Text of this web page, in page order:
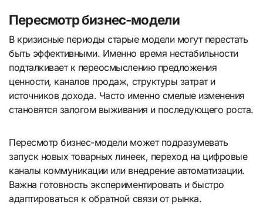
Пересмотр бизнес-модели
В кризисные периоды старые модели могут перестать
быть эффективными. Именно время нестабильности
подталкивает к переосмыслению предложения
ценности, каналов продаж, структуры затрат и
источников дохода. Часто именно смелые изменения
становятся залогом выживания и последующего роста.
Пересмотр бизнес-модели может подразумевать
запуск новых товарных линеек, переход на цифровые
каналы коммуникации или внедрение автоматизации.
Важна готовность экспериментировать и быстро
адаптироваться к обратной связи от рынка.